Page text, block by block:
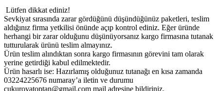
Lütfen dikkat ediniz!
Sevkiyat sırasında zarar gördüğünü düşündüğünüz paketleri, teslim
aldığınız firma yetkilisi önünde açıp kontrol ediniz. Eğer üründe
herhangi bir zarar olduğunu düşünüyorsanız kargo firmasına tutanak
tutturularak ürünü teslim almayınız.
Ürün teslim alındıktan sonra kargo firmasının görevini tam olarak
yerine getirdiği kabul edilmektedir.
Ürün hasarlı ise: Hazırlamış olduğunuz tutanağı en kısa zamanda
03224225676 numaray’a iletin ve durumu
cukurovatoptan@gmail.com mail adresine bildiriniz.